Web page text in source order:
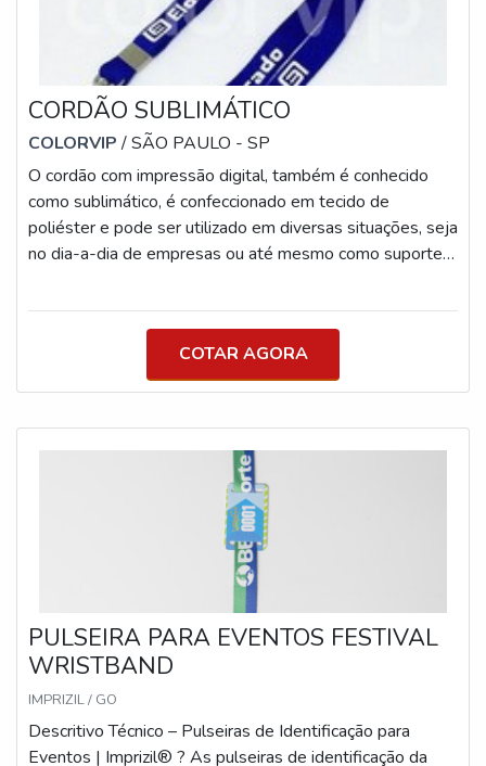
CORDÃO SUBLIMÁTICO
COLORVIP/ SÃO PAULO - SP
O cordão com impressão digital, também é conhecido
como sublimático, é confeccionado em tecido de
poliéster e pode ser utilizado em diversas situações, seja
no dia-a-dia de empresas ou até mesmo como suporte
em vários modelos.CONHEÇA O CORDÃO
SUBLIMÁTICO A principal função do acessório é permitir
que as pessoas sejam identificadas de maneira fácil e
que haja comunicação eficiente entre elas. Isso porque
COTAR AGORA
PULSEIRA PARA EVENTOS FESTIVAL
WRISTBAND
IMPRIZIL / GO
Descritivo Técnico – Pulseiras de Identificação para
Eventos | Imprizil® ? As pulseiras de identificação da